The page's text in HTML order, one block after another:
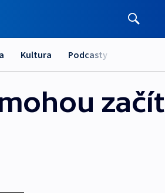
Kultura Podcasty
začít